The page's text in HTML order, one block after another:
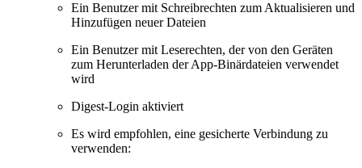
Ein Benutzer mit Schreibrechten zum Aktualisieren und
Hinzufügen neuer Dateien
Ein Benutzer mit Leserechten, der von den Geräten
zum Herunterladen der App-Binärdateien verwendet
wird
Digest-Login aktiviert
Es wird empfohlen, eine gesicherte Verbindung zu
verwenden: